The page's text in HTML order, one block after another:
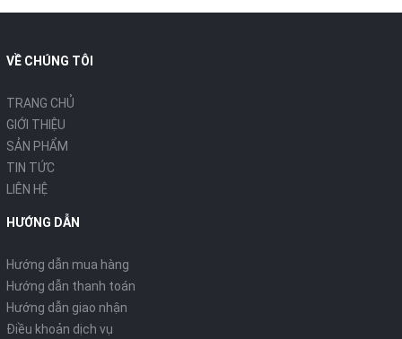
VỀ CHÚNG TÔI
TRANG CHỦ
GIỚI THIỆU
SẢN PHẨM
TIN TỨC
LIÊN HỆ
HƯỚNG DẪN
Hướng dẫn mua hàng
Hướng dẫn thanh toán
Hướng dẫn giao nhận
Điều khoản dịch vụ